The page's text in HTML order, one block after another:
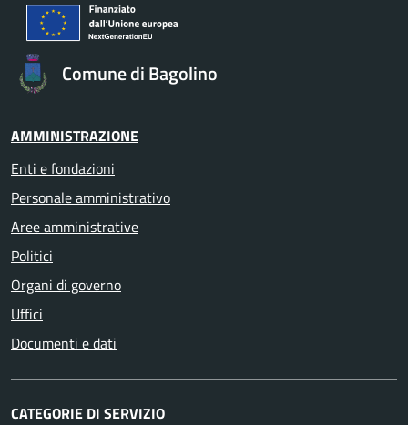
Comune di Bagolino
AMMINISTRAZIONE
Enti e fondazioni
Personale amministrativo
Aree amministrative
Politici
Organi di governo
Uffici
Documenti e dati
CATEGORIE DI SERVIZIO